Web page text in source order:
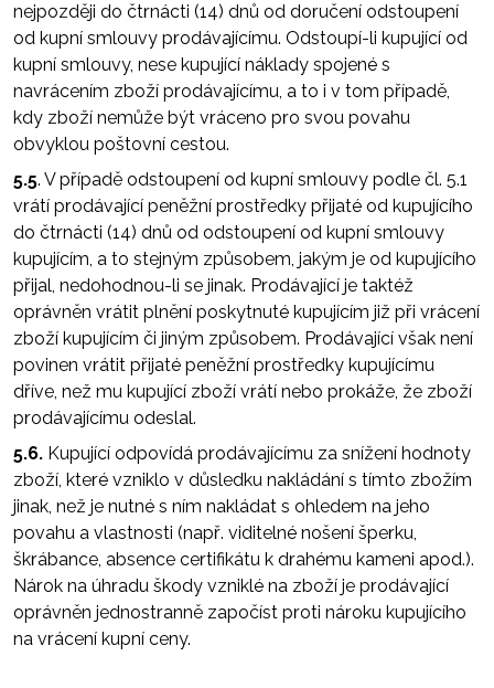
nejpozději do čtrnácti (14) dnů od doručení odstoupení
od kupní smlouvy prodávajícímu. Odstoupí-li kupující od
kupní smlouvy, nese kupující náklady spojené s
navrácením zboží prodávajícímu, a to i v tom případě,
kdy zboží nemůže být vráceno pro svou povahu
obvyklou poštovní cestou.
5.5. V případě odstoupení od kupní smlouvy podle čl. 5.1
vrátí prodávající peněžní prostředky přijaté od kupujícího
do čtrnácti (14) dnů od odstoupení od kupní smlouvy
kupujícím, a to stejným způsobem, jakým je od kupujícího
přijal, nedohodnou-li se jinak. Prodávající je taktéž
oprávněn vrátit plnění poskytnuté kupujícím již při vrácení
zboží kupujícím či jiným způsobem. Prodávající však není
povinen vrátit přijaté peněžní prostředky kupujícímu
dříve, než mu kupující zboží vrátí nebo prokáže, že zboží
prodávajícímu odeslal.
5.6. Kupující odpovídá prodávajícímu za snížení hodnoty
zboží, které vzniklo v důsledku nakládání s tímto zbožím
jinak, než je nutné s ním nakládat s ohledem na jeho
povahu a vlastnosti (např. viditelné nošení šperku,
škrábance, absence certifikátu k drahému kameni apod.).
Nárok na úhradu škody vzniklé na zboží je prodávající
oprávněn jednostranně započíst proti nároku kupujícího
na vrácení kupní ceny.